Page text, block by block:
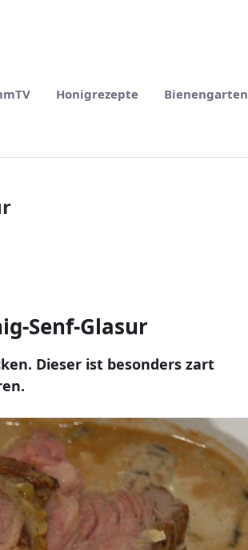
Honigrezepte Bienengarten
Senf-Glasur
Dieser ist besonders zart